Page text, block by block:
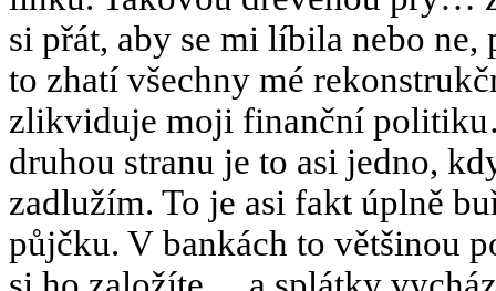
si přát, aby se mi líbila nebo
to zhatí všechny mé
zlikviduje moji finanční
druhou stranu je to asi jedno,
zadlužím. To je asi fakt úplně
půjčku. V bankách to většinou